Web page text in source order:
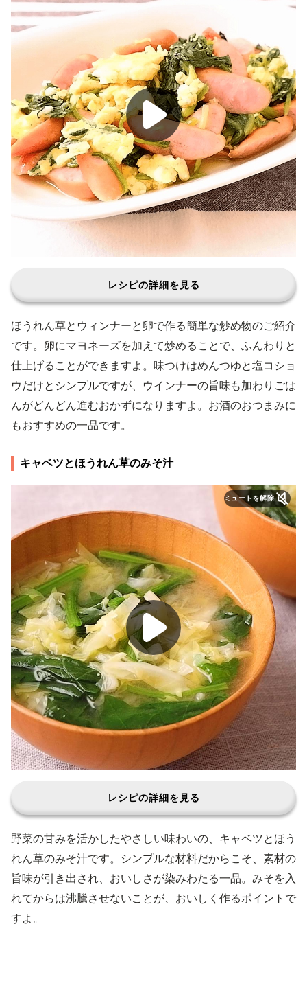
レシピの詳細を見る
ほうれん草とウィンナーと卵で作る簡単な炒め物のご紹介
です。卵にマヨネーズを加えて炒めることで、ふんわりと
仕上げることができますよ。味つけはめんつゆと塩コショ
ウだけとシンプルですが、ウインナーの旨味も加わりごは
んがどんどん進むおかずになりますよ。お酒のおつまみに
もおすすめの一品です。
キャベツとほうれん草のみそ汁
ミュートを解除
レシピの詳細を見る
野菜の甘みを活かしたやさしい味わいの、キャベツとほう
れん草のみそ汁です。シンプルな材料だからこそ、素材の
旨味が引き出され、おいしさが染みわたる一品。みそを入
れてからは沸騰させないことが、おいしく作るポイントで
すよ。